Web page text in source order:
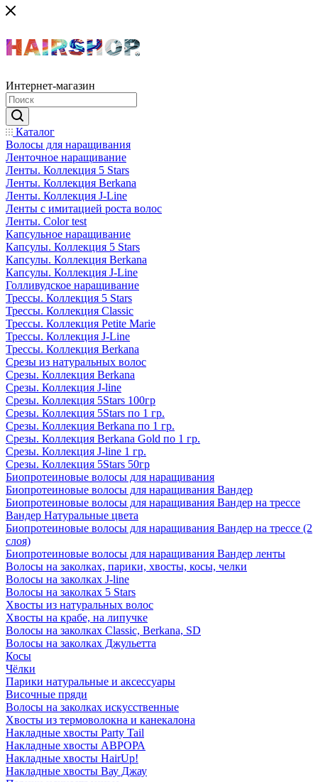
Интернет-магазин
Каталог
Волосы для наращивания
Ленточное наращивание
Ленты. Коллекция 5 Stars
Ленты. Коллекция Berkana
Ленты. Коллекция J-Line
Ленты с имитацией роста волос
Ленты. Color test
Капсульное наращивание
Капсулы. Коллекция 5 Stars
Капсулы. Коллекция Berkana
Капсулы. Коллекция J-Line
Голливудское наращивание
Трессы. Коллекция 5 Stars
Трессы. Коллекция Classic
Трессы. Коллекция Petite Marie
Трессы. Коллекция J-Line
Трессы. Коллекция Berkana
Срезы из натуральных волос
Срезы. Коллекция Berkana
Срезы. Коллекция J-line
Срезы. Коллекция 5Stars 100гр
Срезы. Коллекция 5Stars по 1 гр.
Срезы. Коллекция Berkana по 1 гр.
Срезы. Коллекция Berkana Gold по 1 гр.
Срезы. Коллекция J-line 1 гр.
Срезы. Коллекция 5Stars 50гр
Биопротеиновые волосы для наращивания
Биопротеиновые волосы для наращивания Вандер
Биопротеиновые волосы для наращивания Вандер на трессе
Вандер Натуральные цвета
Биопротеиновые волосы для наращивания Вандер на трессе (2
слоя)
Биопротеиновые волосы для наращивания Вандер ленты
Волосы на заколках, парики, хвосты, косы, челки
Волосы на заколках J-line
Волосы на заколках 5 Stars
Хвосты из натуральных волос
Хвосты на крабе, на липучке
Волосы на заколках Classic, Berkana, SD
Волосы на заколках Джульетта
Косы
Чёлки
Парики натуральные и аксессуары
Височные пряди
Волосы на заколках искусственные
Хвосты из термоволокна и канекалона
Накладные хвосты Party Tail
Накладные хвосты АВРОРА
Накладные хвосты HairUp!
Накладные хвосты Вау Джау